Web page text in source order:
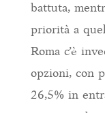
battuta,
priorità a
Roma c’è
opzioni, con
26,5% in